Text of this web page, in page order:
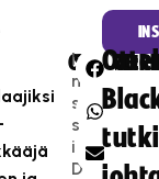
I
n
s
s
i-
D
SHARE: